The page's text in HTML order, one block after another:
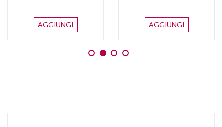
AGGIUNGI AGGIUNGI